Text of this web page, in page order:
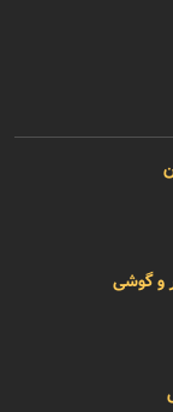
و گوشی